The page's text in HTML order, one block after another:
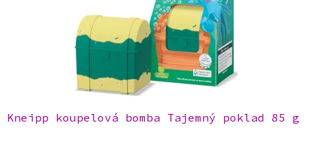
Kneipp koupelová bomba Tajemný poklad 85 g